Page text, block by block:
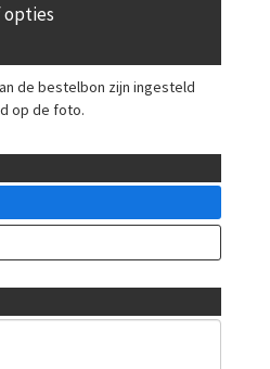
opties
de bestelbon zijn ingesteld
op de foto.